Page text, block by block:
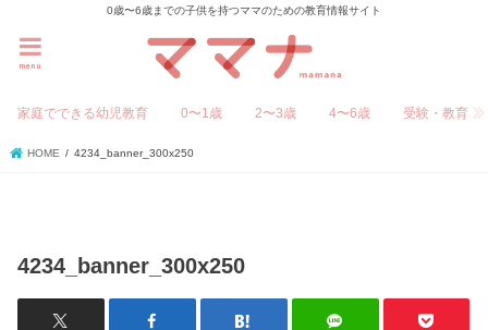
0歳〜6歳までの子供を持つママのための教育情報サイト
menu
家庭でできる幼児教育 0〜1歳 2〜3歳 4〜6歳 受験・教育
HOME 4234_banner_300x250
4234_banner_300x250